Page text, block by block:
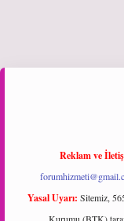
Reklam ve
Yasal Uyarı: Sitemiz,